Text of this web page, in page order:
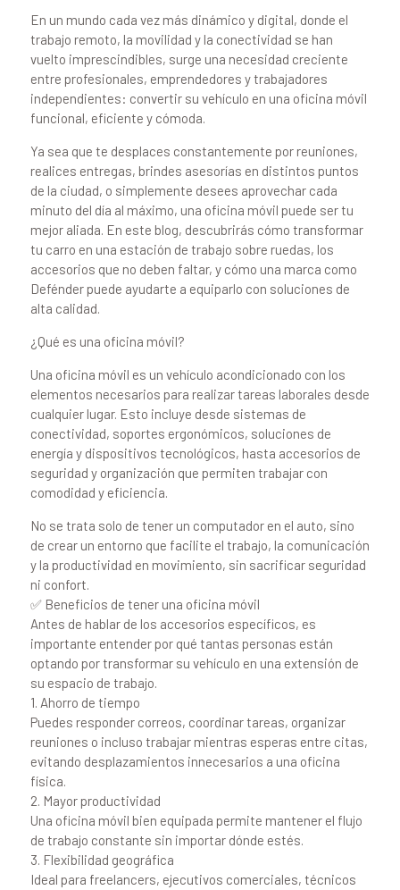
En un mundo cada vez más dinámico y digital, donde el
trabajo remoto, la movilidad y la conectividad se han
vuelto imprescindibles, surge una necesidad creciente
entre profesionales, emprendedores y trabajadores
independientes: convertir su vehículo en una oficina móvil
funcional, eficiente y cómoda.
Ya sea que te desplaces constantemente por reuniones,
realices entregas, brindes asesorías en distintos puntos
de la ciudad, o simplemente desees aprovechar cada
minuto del día al máximo, una oficina móvil puede ser tu
mejor aliada. En este blog, descubrirás cómo transformar
tu carro en una estación de trabajo sobre ruedas, los
accesorios que no deben faltar, y cómo una marca como
Defénder puede ayudarte a equiparlo con soluciones de
alta calidad.
¿Qué es una oficina móvil?
Una oficina móvil es un vehículo acondicionado con los
elementos necesarios para realizar tareas laborales desde
cualquier lugar. Esto incluye desde sistemas de
conectividad, soportes ergonómicos, soluciones de
energía y dispositivos tecnológicos, hasta accesorios de
seguridad y organización que permiten trabajar con
comodidad y eficiencia.
No se trata solo de tener un computador en el auto, sino
de crear un entorno que facilite el trabajo, la comunicación
y la productividad en movimiento, sin sacrificar seguridad
ni confort.
✅ Beneficios de tener una oficina móvil
Antes de hablar de los accesorios específicos, es
importante entender por qué tantas personas están
optando por transformar su vehículo en una extensión de
su espacio de trabajo.
1. Ahorro de tiempo
Puedes responder correos, coordinar tareas, organizar
reuniones o incluso trabajar mientras esperas entre citas,
evitando desplazamientos innecesarios a una oficina
física.
2. Mayor productividad
Una oficina móvil bien equipada permite mantener el flujo
de trabajo constante sin importar dónde estés.
3. Flexibilidad geográfica
Ideal para freelancers, ejecutivos comerciales, técnicos